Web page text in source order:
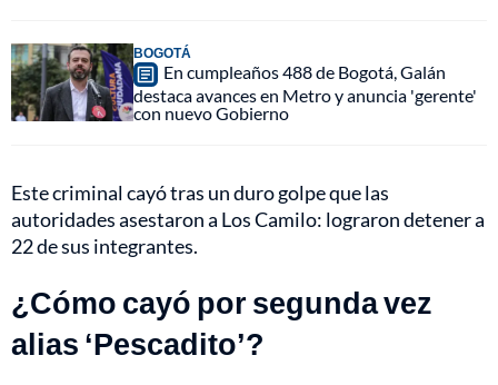
BOGOTÁ
En cumpleaños 488 de Bogotá, Galán
destaca avances en Metro y anuncia 'gerente'
con nuevo Gobierno
Este criminal cayó tras un duro golpe que las
autoridades asestaron a Los Camilo: lograron detener a
22 de sus integrantes.
¿Cómo cayó por segunda vez
alias ‘Pescadito’?